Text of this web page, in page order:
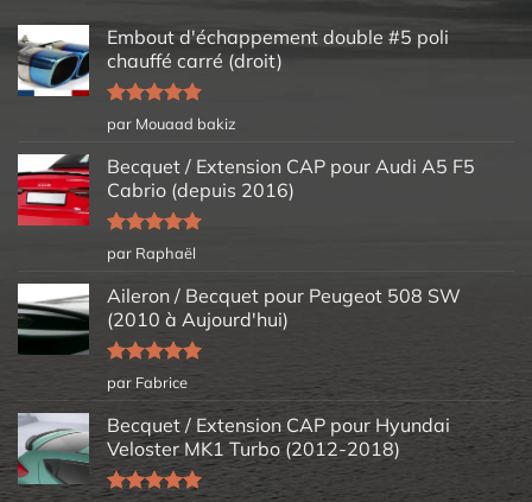
Embout d'échappement double #5 poli
chauffé carré (droit)
Note5sur
5
par Mouaad bakiz
Becquet / Extension CAP pour Audi A5 F5
Cabrio (depuis 2016)
Note5sur
5
par Raphaël
Aileron / Becquet pour Peugeot 508 SW
(2010 à Aujourd'hui)
Note5sur
5
par Fabrice
Becquet / Extension CAP pour Hyundai
Veloster MK1 Turbo (2012-2018)